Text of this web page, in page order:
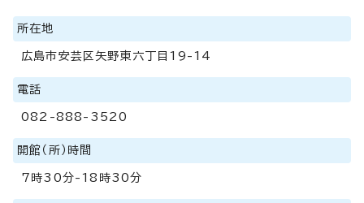
所在地
広島市安芸区矢野東六丁目19-14
電話
082-888-3520
開館（所）時間
7時30分-18時30分